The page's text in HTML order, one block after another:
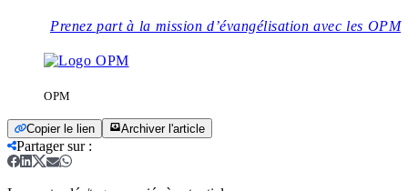
Prenez part à la mission d’évangélisation avec les OPM
OPM
Copier le lien Archiver l'article
Partager sur: